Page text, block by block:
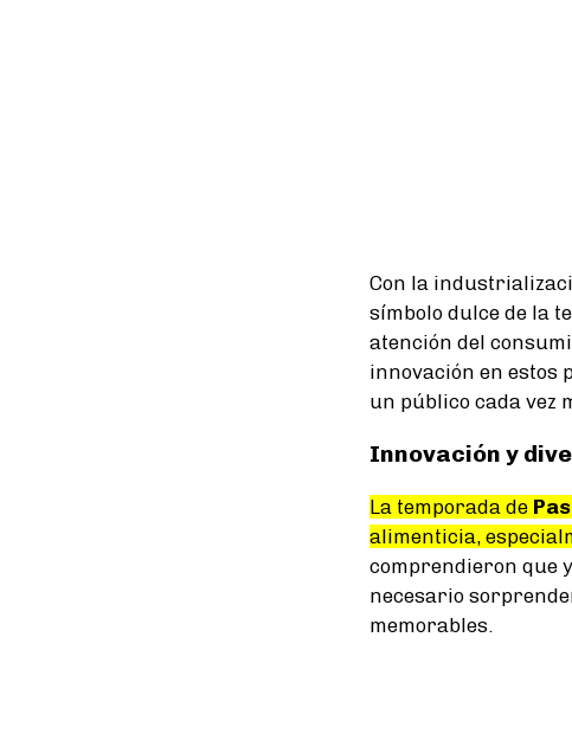
Con la
símbolo dulce de la
atención del
innovación en estos
un público cada vez
Innovación y
La temporada de
alimenticia,
comprendieron que
necesario
memorables.